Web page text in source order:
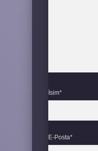
İsim*
E-Posta*